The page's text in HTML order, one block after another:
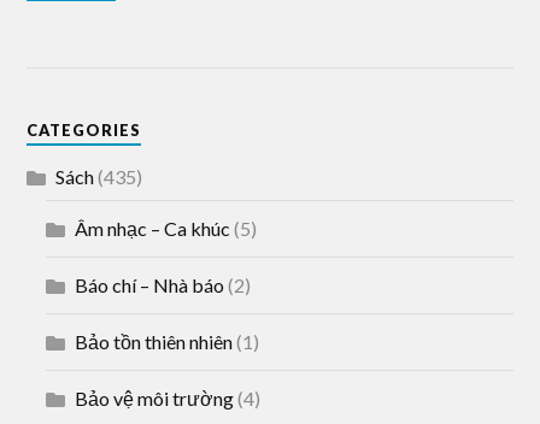
CATEGORIES
Sách(435)
Âm nhạc – Ca khúc (5)
Báo chí – Nhà báo (2)
Bảo tồn thiên nhiên(1)
Bảo vệ môi trường(4)